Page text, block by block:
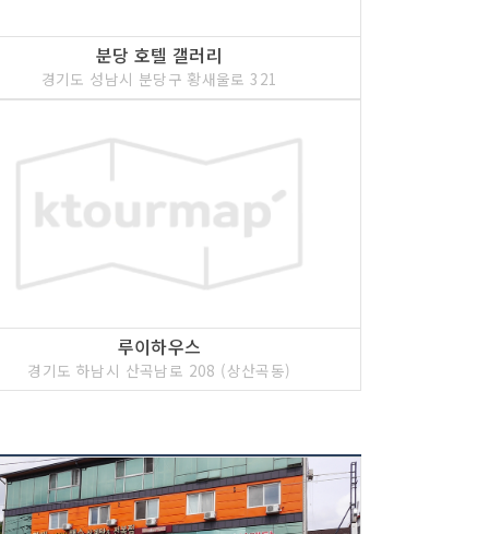
분당 호텔 갤러리
경기도 성남시 분당구 황새울로 321
루이하우스
경기도 하남시 산곡남로 208 (상산곡동)